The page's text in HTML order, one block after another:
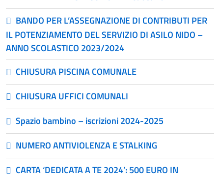
BANDO PER L’ASSEGNAZIONE DI CONTRIBUTI PER
IL POTENZIAMENTO DEL SERVIZIO DI ASILO NIDO –
ANNO SCOLASTICO 2023/2024
CHIUSURA PISCINA COMUNALE
CHIUSURA UFFICI COMUNALI
Spazio bambino – iscrizioni 2024-2025
NUMERO ANTIVIOLENZA E STALKING
CARTA ‘DEDICATA A TE 2024’: 500 EURO IN